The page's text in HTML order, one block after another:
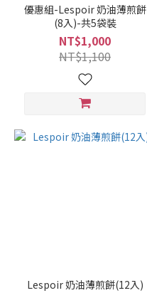
優惠組-Lespoir 奶油薄煎餅
(8入)-共5袋裝
NT$1,000
NT$1,100
Lespoir 奶油薄煎餅(12入)